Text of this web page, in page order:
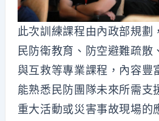
此次訓練課程由內政部規劃
民防衛教育、防空避難疏散
與互救等專業課程，內容豐
能熟悉民防團隊未來所需支
重大活動或災害事故現場的